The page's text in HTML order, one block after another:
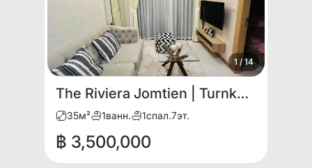
1 / 14
The Riviera Jomtien | Turnkey Modern 1BR for SALE
35м² 1ванн. 1спал.7эт.
฿ 3,500,000